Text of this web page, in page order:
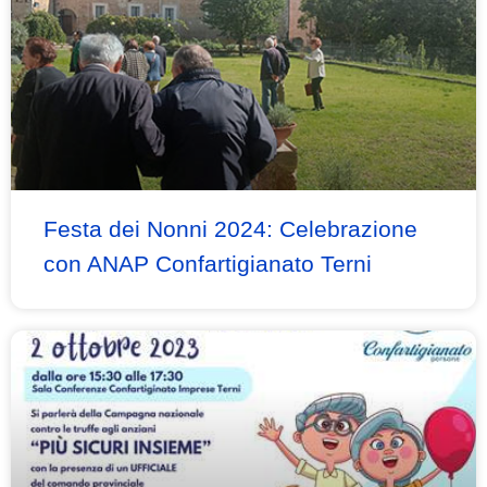
Festa dei Nonni 2024: Celebrazione
con ANAP Confartigianato Terni